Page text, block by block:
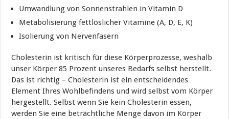
Umwandlung von Sonnenstrahlen in Vitamin D
Metabolisierung fettlöslicher Vitamine (A, D, E, K)
Isolierung von Nervenfasern
Cholesterin ist kritisch für diese Körperprozesse, weshalb
unser Körper 85 Prozent unseres Bedarfs selbst herstellt.
Das ist richtig – Cholesterin ist ein entscheidendes
Element Ihres Wohlbefindens und wird selbst vom Körper
hergestellt. Selbst wenn Sie kein Cholesterin essen,
werden Sie eine beträchtliche Menge davon im Körper